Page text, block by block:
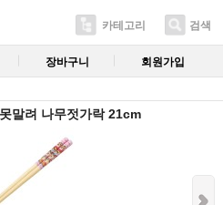
카테고리 검색
장바구니 회원가입
말려 나무젓가락 21cm